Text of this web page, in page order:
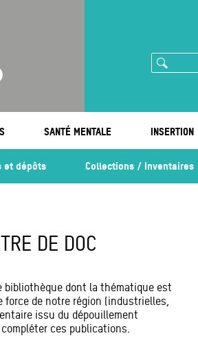
Rechercher
SANTÉ MENTALE INSERTION
et dépôts Collections / Inventaires
DE DOC
bibliothèque dont la thématique est
force de notre région (industrielles,
issu du dépouillement
ces publications.